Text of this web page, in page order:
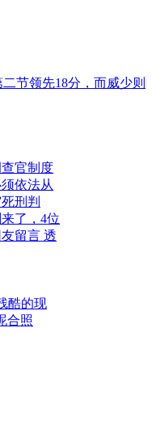
节领先18分，而威少则
官制度
依法从
刑判
了，4位
留言 透
酷的现
合照